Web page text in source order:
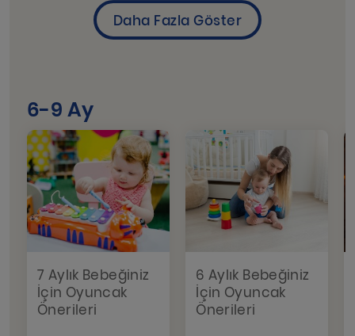
6-9 Ay
7 Aylık Bebeğiniz
İçin Oyuncak
Önerileri
6 Aylık Bebeğiniz
İçin Oyuncak
Önerileri